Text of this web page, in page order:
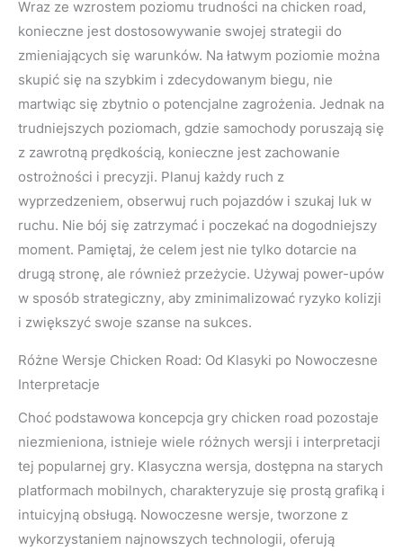
Wraz ze wzrostem poziomu trudności na chicken road,
konieczne jest dostosowywanie swojej strategii do
zmieniających się warunków. Na łatwym poziomie można
skupić się na szybkim i zdecydowanym biegu, nie
martwiąc się zbytnio o potencjalne zagrożenia. Jednak na
trudniejszych poziomach, gdzie samochody poruszają się
z zawrotną prędkością, konieczne jest zachowanie
ostrożności i precyzji. Planuj każdy ruch z
wyprzedzeniem, obserwuj ruch pojazdów i szukaj luk w
ruchu. Nie bój się zatrzymać i poczekać na dogodniejszy
moment. Pamiętaj, że celem jest nie tylko dotarcie na
drugą stronę, ale również przeżycie. Używaj power-upów
w sposób strategiczny, aby zminimalizować ryzyko kolizji
i zwiększyć swoje szanse na sukces.
Różne Wersje Chicken Road: Od Klasyki po Nowoczesne
Interpretacje
Choć podstawowa koncepcja gry chicken road pozostaje
niezmieniona, istnieje wiele różnych wersji i interpretacji
tej popularnej gry. Klasyczna wersja, dostępna na starych
platformach mobilnych, charakteryzuje się prostą grafiką i
intuicyjną obsługą. Nowoczesne wersje, tworzone z
wykorzystaniem najnowszych technologii, oferują